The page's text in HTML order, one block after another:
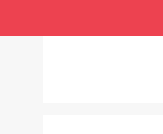
isi